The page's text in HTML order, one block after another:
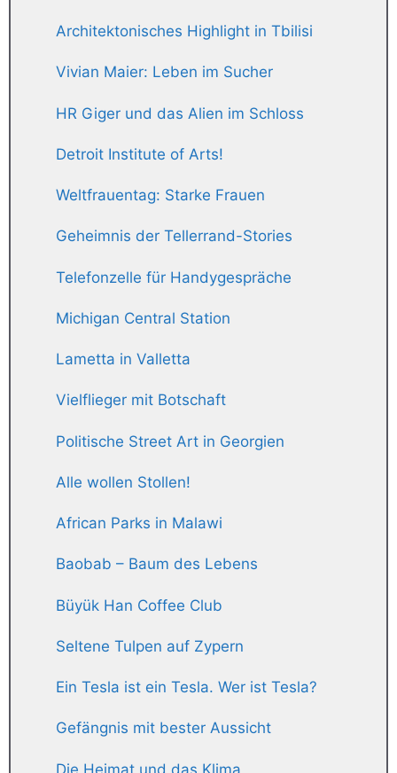
Architektonisches Highlight in Tbilisi
Vivian Maier: Leben im Sucher
HR Giger und das Alien im Schloss
Detroit Institute of Arts!
Weltfrauentag: Starke Frauen
Geheimnis der Tellerrand-Stories
Telefonzelle für Handygespräche
Michigan Central Station
Lametta in Valletta
Vielflieger mit Botschaft
Politische Street Art in Georgien
Alle wollen Stollen!
African Parks in Malawi
Baobab – Baum des Lebens
Büyük Han Coffee Club
Seltene Tulpen auf Zypern
Ein Tesla ist ein Tesla. Wer ist Tesla?
Gefängnis mit bester Aussicht
Die Heimat und das Klima